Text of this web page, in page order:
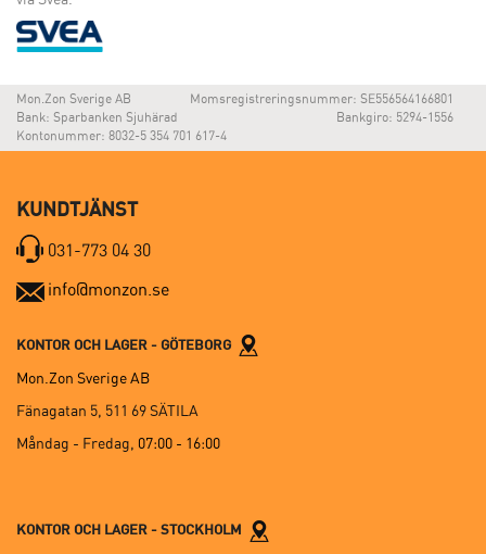
Mon.Zon Sverige AB
Momsregistreringsnummer: SE556564166801
Bank: Sparbanken Sjuhärad
Bankgiro: 5294-1556
Kontonummer: 8032-5 354 701 617-4
KUNDTJÄNST
031-773 04 30
info@monzon.se
KONTOR OCH LAGER - GÖTEBORG
Mon.Zon Sverige AB
Fänagatan 5, 511 69 SÄTILA
Måndag - Fredag, 07:00 - 16:00
KONTOR OCH LAGER - STOCKHOLM